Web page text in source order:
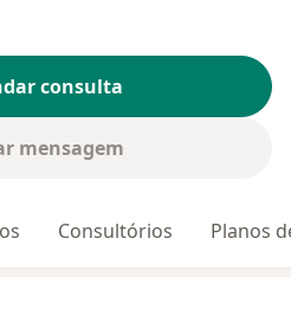
consulta
mensagem
Consultórios Planos